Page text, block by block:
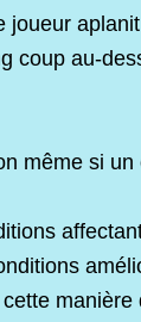
joueur
coup au-
même si un
manière